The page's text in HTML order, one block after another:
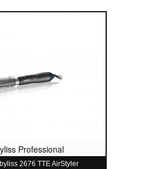
Professional
2676 TTE AirStyler